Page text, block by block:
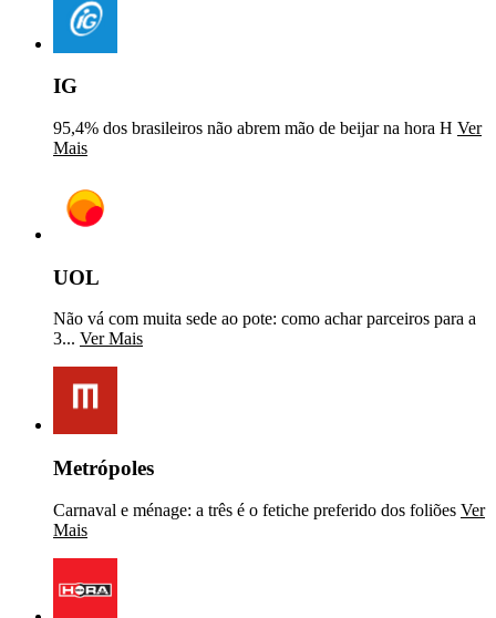
IG
95,4% dos brasileiros não abrem mão de beijar na hora H Ver
Mais
UOL
Não vá com muita sede ao pote: como achar parceiros para a
3... Ver Mais
Metrópoles
Carnaval e ménage: a três é o fetiche preferido dos foliões Ver
Mais